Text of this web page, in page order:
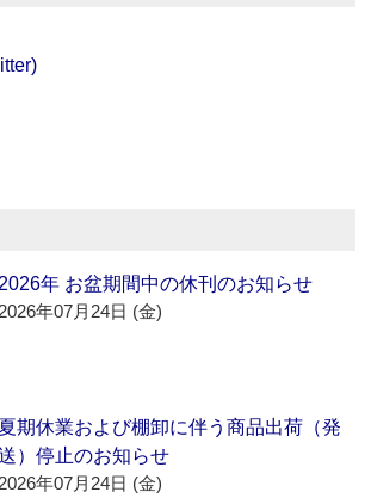
2026年 お盆期間中の休刊のお知らせ
2026年07月24日 (金)
夏期休業および棚卸に伴う商品出荷（発
）停止のお知らせ
2026年07月24日 (金)